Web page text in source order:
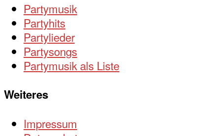
Partymusik
Partyhits
Partylieder
Partysongs
Partymusik als Liste
Weiteres
Impressum